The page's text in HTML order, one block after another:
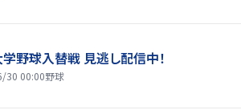
野球入替戦 見逃し配信中！
30 00:00野球